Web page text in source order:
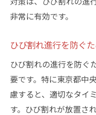
非常に有効です。
ひび割れ進行を防ぐ
ひび割れの進行を防ぐ
要です。特に東京都中
慮すると、適切なタイ
す。ひび割れが放置さ